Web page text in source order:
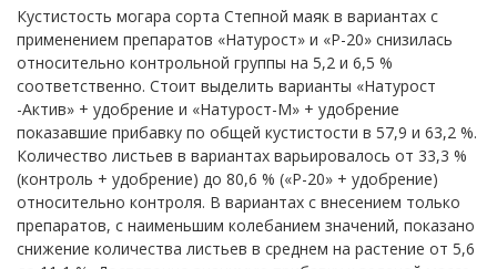
Кустистость могара сорта Степной маяк в вариантах с
применением препаратов «Натурост» и «Р-20» снизилась
относительно контрольной группы на 5,2 и 6,5 %
соответственно. Стоит выделить варианты «Натурост
-Актив» + удобрение и «Натурост-М» + удобрение
показавшие прибавку по общей кустистости в 57,9 и 63,2 %.
Количество листьев в вариантах варьировалось от 33,3 %
(контроль + удобрение) до 80,6 % («Р-20» + удобрение)
относительно контроля. В вариантах с внесением только
препаратов, с наименьшим колебанием значений, показано
снижение количества листьев в среднем на растение от 5,6